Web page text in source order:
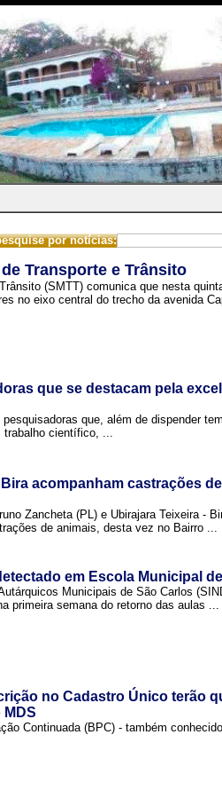
por notícias:
Transporte e Trânsito
(SMTT) comunica que nesta
no eixo central do trecho da avenida
que se destacam pela
que, além de dispender
trabalho científico, ...
acompanham castrações
Zancheta (PL) e Ubirajara Teixeira -
de animais, desta vez no Bairro ...
em Escola Municipal
Municipais de São Carlos
primeira semana do retorno das aulas ...
no Cadastro Único terão
Continuada (BPC) - também